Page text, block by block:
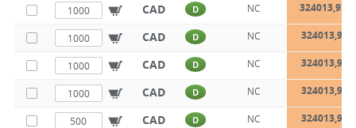
CAD D NC
CAD D NC
CAD D NC
CAD D NC
CAD D NC